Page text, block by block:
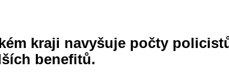
kraji navyšuje počty
benefitů.